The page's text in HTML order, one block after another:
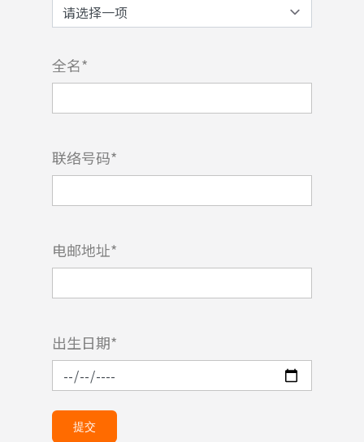
全名*
联络号码*
电邮地址*
出生日期*
提交